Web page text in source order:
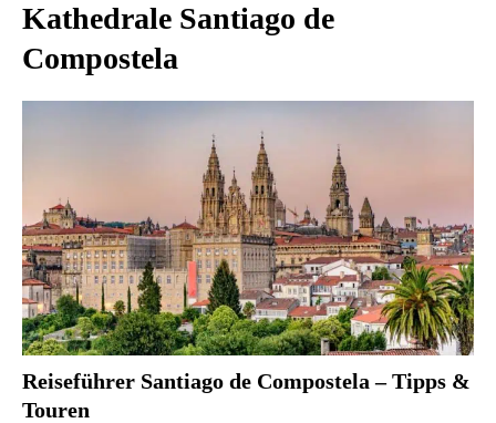
Kathedrale Santiago de
Compostela
Reiseführer Santiago de Compostela – Tipps &
Touren